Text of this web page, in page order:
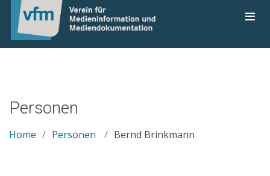
Personen
Home Personen Bernd Brinkmann